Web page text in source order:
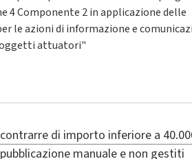
4 Componente 2 in applicazione delle
le azioni di informazione e
attuatori"
di importo inferiore a
manuale e non gestiti